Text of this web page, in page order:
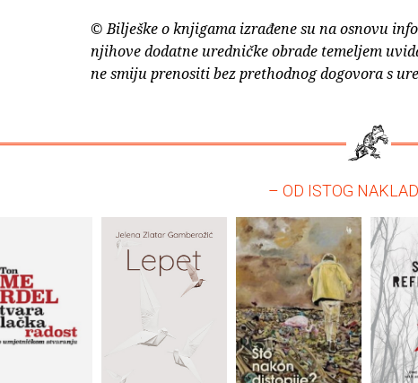
© Bilješke o knjigama izrađene su na osnovu
njihove dodatne uredničke obrade temeljem
ne smiju prenositi bez prethodnog dogovora s
– OD ISTOG